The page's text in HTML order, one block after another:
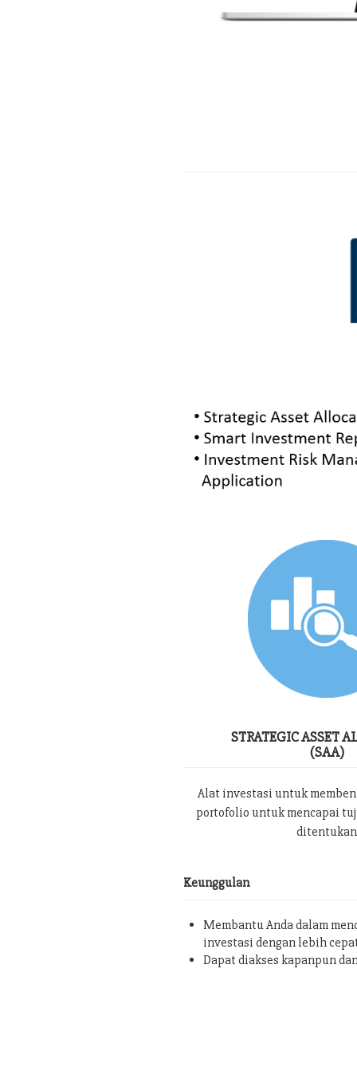
STRATEGIC ASSET
(SAA)
Alat investasi untuk
portofolio untuk mencapai
ditentukan
Keunggulan
Membantu Anda dalam
investasi dengan lebih
Dapat diakses kapanpun